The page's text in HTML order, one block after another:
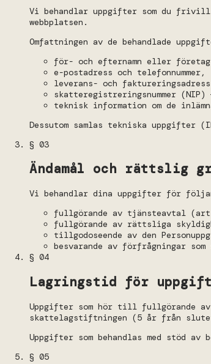
Vi behandlar uppgifter som du
webbplatsen.
Omfattningen av de behandlade
för- och efternamn eller
e-postadress och telefonnummer,
leverans- och
skatteregistreringsnummer
teknisk information om de
Dessutom samlas tekniska uppgifter
§ 03
Ändamål och rättslig
Vi behandlar dina uppgifter för
fullgörande av tjänsteavtal
fullgörande av rättsliga
tillgodoseende av den
besvarande av förfrågningar
§ 04
Lagringstid för
Uppgifter som hör till fullgörande
skattelagstiftningen (5 år från
Uppgifter som behandlas med stöd
§ 05